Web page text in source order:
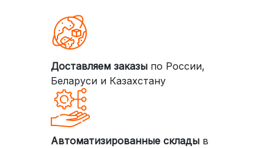
Доставляем заказыпо России,
Беларуси и Казахстану
Автоматизированные складыв